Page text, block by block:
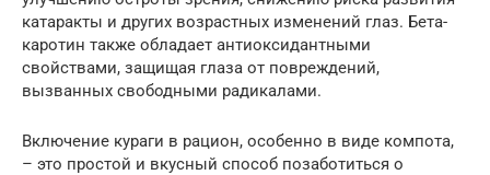
катаракты и других возрастных изменений глаз. Бета-
каротин также обладает антиоксидантными
свойствами, защищая глаза от повреждений,
вызванных свободными радикалами.
Включение кураги в рацион, особенно в виде компота,
– это простой и вкусный способ позаботиться о